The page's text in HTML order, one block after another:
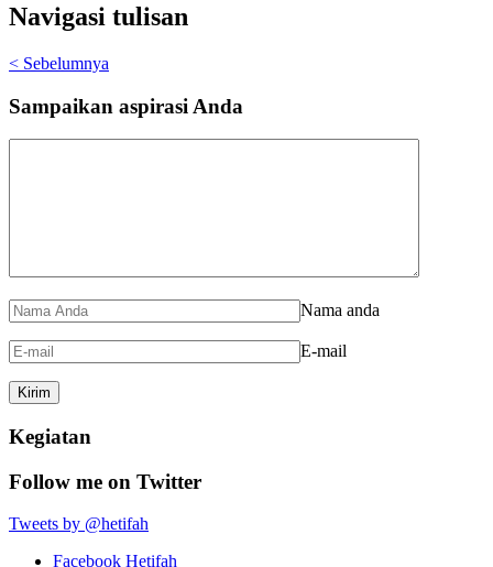
Navigasi tulisan
< Sebelumnya
Sampaikan aspirasi Anda
Nama anda
E-mail
Kegiatan
Follow me on Twitter
Tweets by @hetifah
Facebook Hetifah